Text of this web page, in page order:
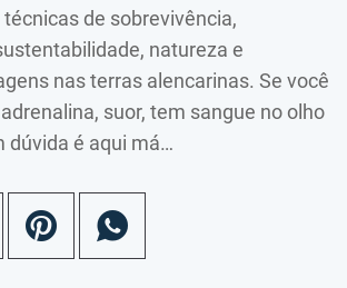
técnicas de sobrevivência,
natureza e
nas terras alencarinas. Se você
suor, tem sangue no olho
dúvida é aqui má…